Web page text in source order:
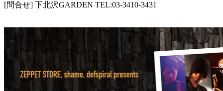
[問合せ] 下北沢GARDEN TEL:03-3410-3431